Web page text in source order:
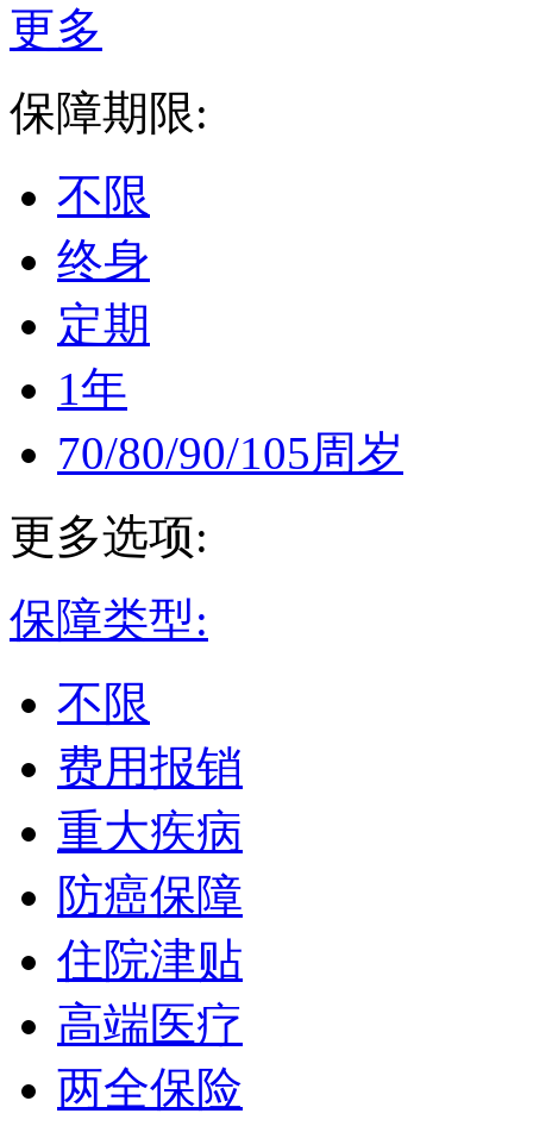
更多
保障期限:
不限
终身
定期
1年
70/80/90/105周岁
更多选项:
保障类型:
不限
费用报销
重大疾病
防癌保障
住院津贴
高端医疗
两全保险